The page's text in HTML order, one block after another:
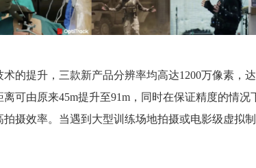
的提升，三款新产品分辨率均高达1200万像素，
可由原来45m提升至91m，同时在保证精度的情况
摄效率。当遇到大型训练场地拍摄或电影级虚拟